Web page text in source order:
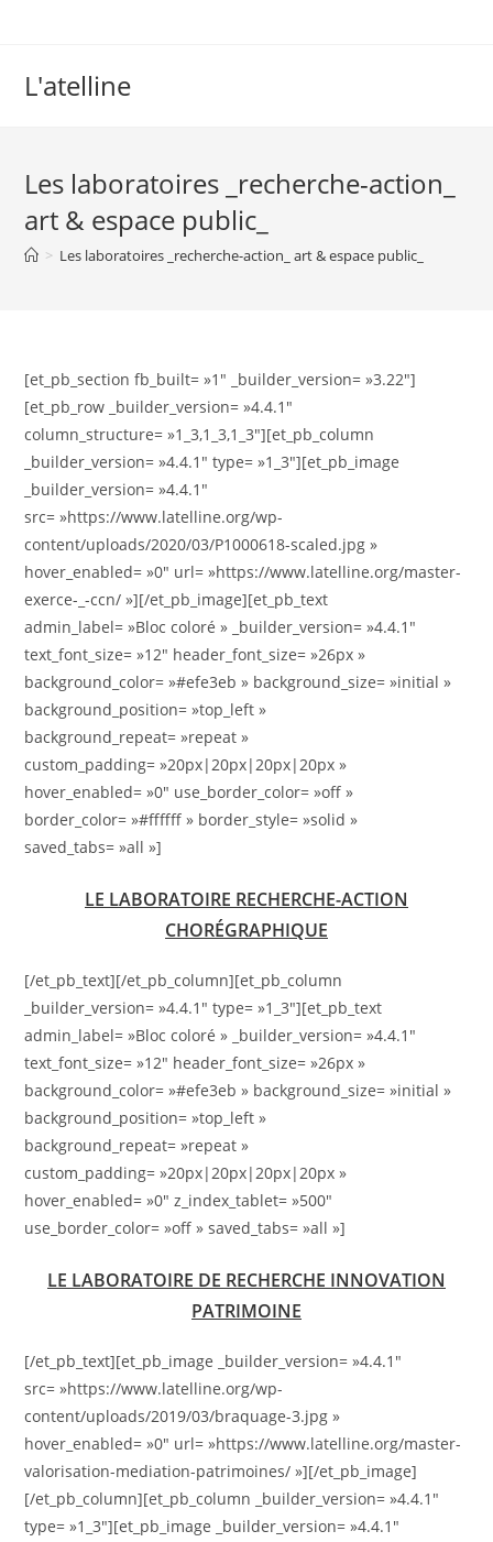
L'atelline
Les laboratoires _recherche-action_
art & espace public_
> Les laboratoires _recherche-action_ art & espace public_
[et_pb_section fb_built= »1″ _builder_version= »3.22″]
[et_pb_row _builder_version= »4.4.1″
column_structure= »1_3,1_3,1_3″][et_pb_column
_builder_version= »4.4.1″ type= »1_3″][et_pb_image
_builder_version= »4.4.1″
src= »https://www.latelline.org/wp-
content/uploads/2020/03/P1000618-scaled.jpg »
hover_enabled= »0″ url= »https://www.latelline.org/master-
exerce-_-ccn/ »][/et_pb_image][et_pb_text
admin_label= »Bloc coloré » _builder_version= »4.4.1″
text_font_size= »12″ header_font_size= »26px »
background_color= »#efe3eb » background_size= »initial »
background_position= »top_left »
background_repeat= »repeat »
custom_padding= »20px|20px|20px|20px »
hover_enabled= »0″ use_border_color= »off »
border_color= »#ffffff » border_style= »solid »
saved_tabs= »all »]
LE LABORATOIRE RECHERCHE-ACTION
CHORÉGRAPHIQUE
[/et_pb_text][/et_pb_column][et_pb_column
_builder_version= »4.4.1″ type= »1_3″][et_pb_text
admin_label= »Bloc coloré » _builder_version= »4.4.1″
text_font_size= »12″ header_font_size= »26px »
background_color= »#efe3eb » background_size= »initial »
background_position= »top_left »
background_repeat= »repeat »
custom_padding= »20px|20px|20px|20px »
hover_enabled= »0″ z_index_tablet= »500″
use_border_color= »off » saved_tabs= »all »]
LE LABORATOIRE DE RECHERCHE INNOVATION
PATRIMOINE
[/et_pb_text][et_pb_image _builder_version= »4.4.1″
src= »https://www.latelline.org/wp-
content/uploads/2019/03/braquage-3.jpg »
hover_enabled= »0″ url= »https://www.latelline.org/master-
valorisation-mediation-patrimoines/ »][/et_pb_image]
[/et_pb_column][et_pb_column _builder_version= »4.4.1″
type= »1_3″][et_pb_image _builder_version= »4.4.1″